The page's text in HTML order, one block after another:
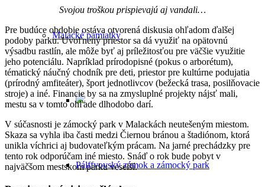
Malacké pamiatky
Pálffyovský zámok a zámocký park
Svojou troškou prispievajú aj vandali…
Pre budúce obdobie ostáva otvorená diskusia ohľadom ďalšej
podoby parku. Uvoľnený priestor sa dá využiť na opätovnú
výsadbu rastlín, ale môže byť aj príležitosťou pre väčšie využitie
jeho potenciálu. Napríklad prírodopisné (pokus o arborétum),
tématický náučný chodník pre deti, priestor pre kultúrne podujatia
(prírodný amfiteáter), šport jednotlivcov (bežecká trasa, posilňovacie
stroje) a iné. Financie by sa na zmysluplné projekty nájsť mali,
mestu sa v tomto ohľade dlhodobo darí.
V súčasnosti je zámocký park v Malackách neutešeným miestom.
Skaza sa vyhla iba časti medzi Čiernou bránou a štadiónom, ktorá
unikla víchrici aj budovateľkým prácam. Na jarné prechádzky pre
tento rok odporúčam iné miesto. Snáď o rok bude pobyt v
najväčšom mestskom parku veselší.